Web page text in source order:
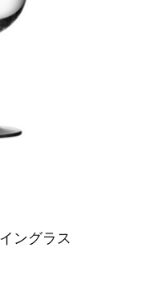
イングラス